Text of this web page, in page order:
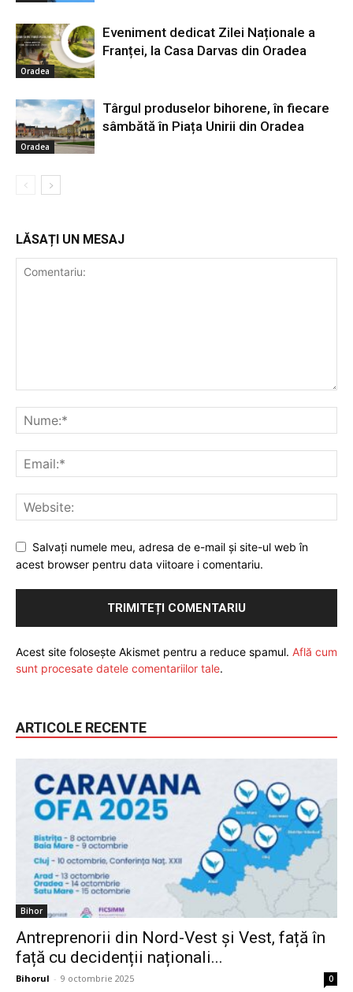
Oradea
Eveniment dedicat Zilei Naționale a
Franței, la Casa Darvas din Oradea
Oradea
Târgul produselor bihorene, în fiecare
sâmbătă în Piața Unirii din Oradea
LĂSAȚI UN MESAJ
Salvați numele meu, adresa de e-mail și site-ul web în
acest browser pentru data viitoare i comentariu.
Acest site folosește Akismet pentru a reduce spamul. Află cum
sunt procesate datele comentariilor tale.
ARTICOLE RECENTE
Bihor
Antreprenorii din Nord-Vest și Vest, față în
față cu decidenții naționali...
Bihorul - 9 octombrie 2025 0